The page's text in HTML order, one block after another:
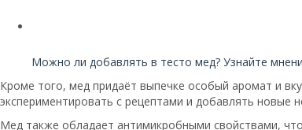
Можно ли добавлять в тесто мед? Узнайте
Кроме того, мед придаёт выпечке особый аромат и
экспериментировать с рецептами и добавлять новые
Мед также обладает антимикробными свойствами,